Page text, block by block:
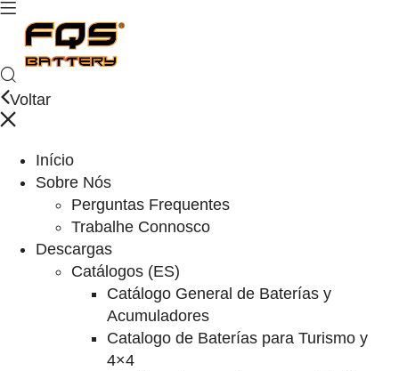
Voltar
Início
Sobre Nós
Perguntas Frequentes
Trabalhe Connosco
Descargas
Catálogos (ES)
Catálogo General de Baterías y
Acumuladores
Catalogo de Baterías para Turismo y
4×4